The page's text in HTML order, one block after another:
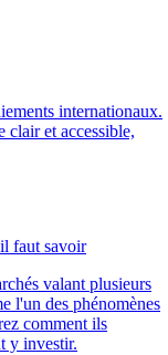
internationaux.
clair et accessible,
faut savoir
valant plusieurs
l'un des phénomènes
comment ils
y investir.